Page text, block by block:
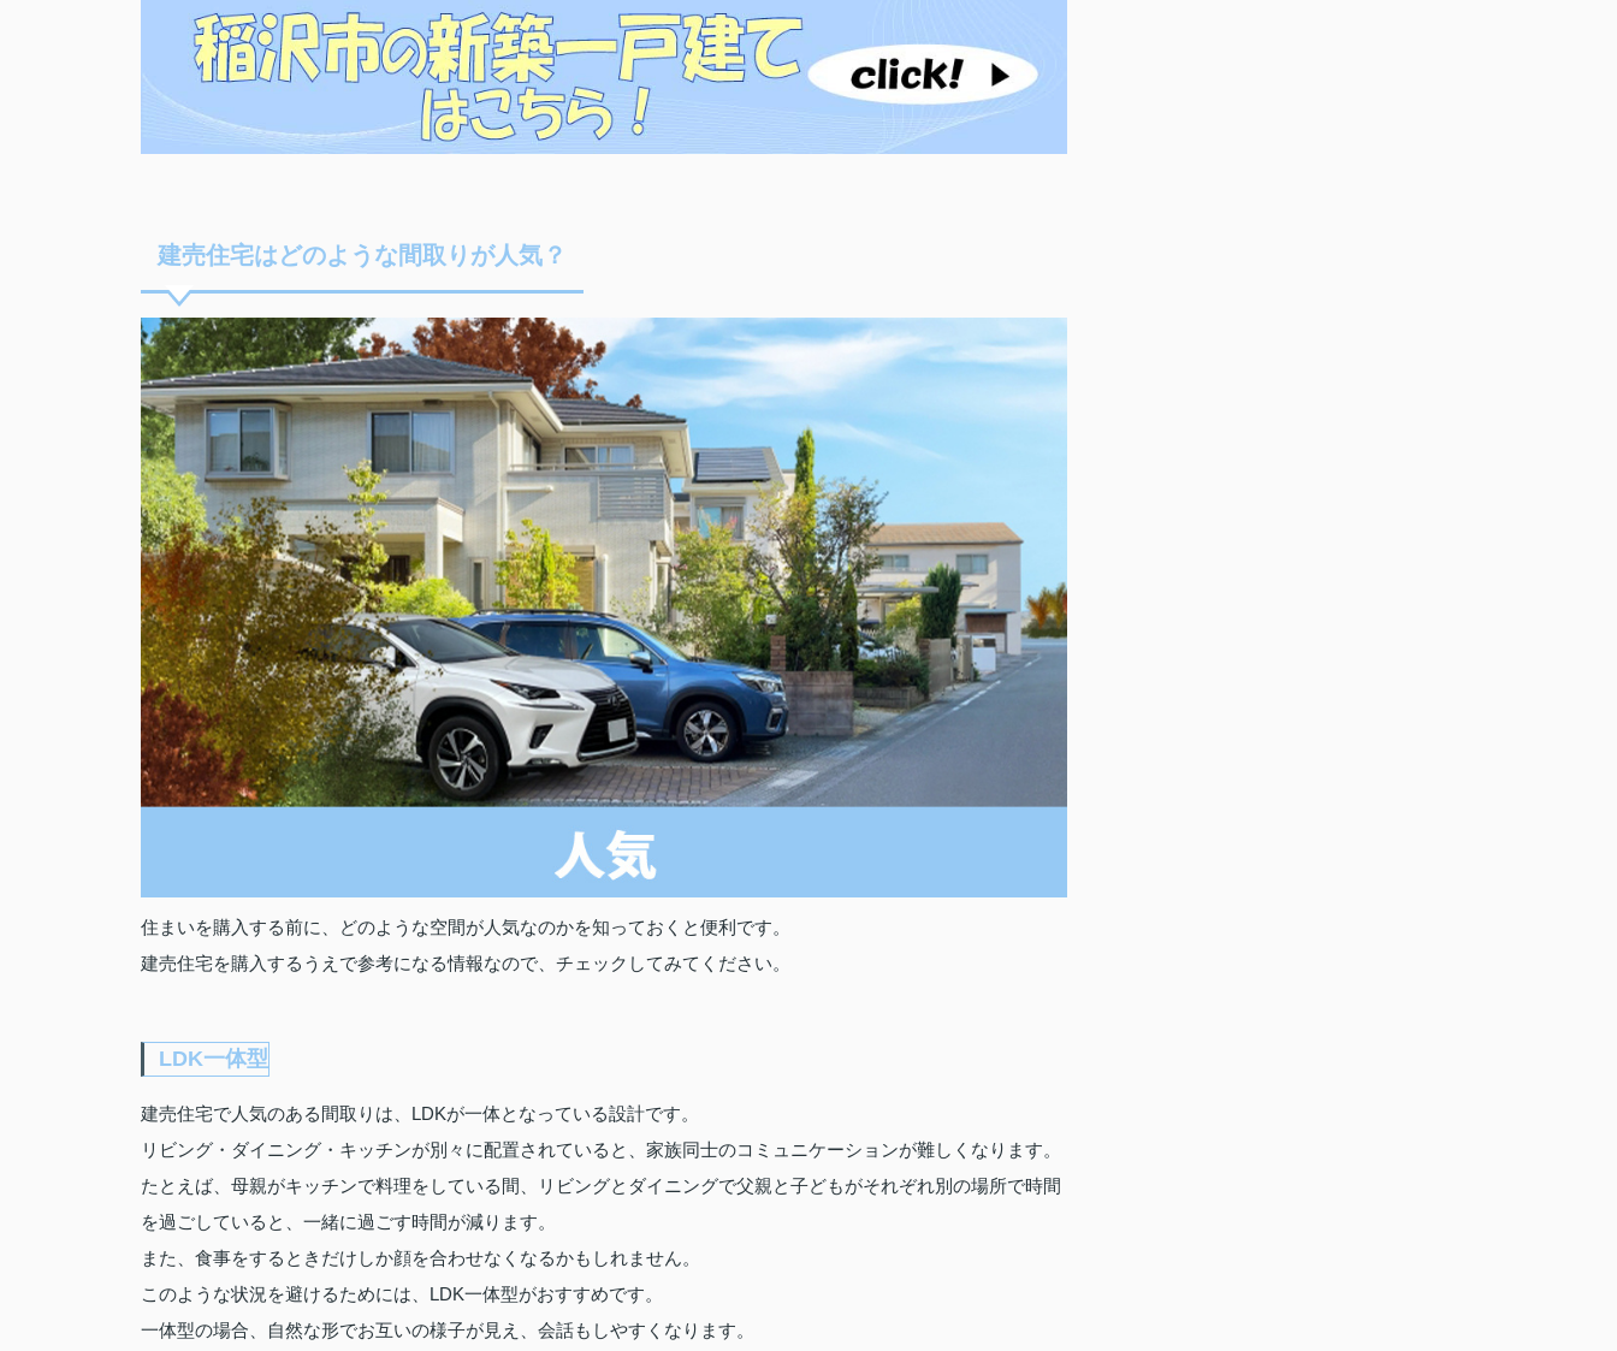
建売住宅はどのような間取りが人気？
住まいを購入する前に、どのような空間が人気なのかを知っておくと便利です。
建売住宅を購入するうえで参考になる情報なので、チェックしてみてください。
LDK一体型
建売住宅で人気のある間取りは、LDKが一体となっている設計です。
リビング・ダイニング・キッチンが別々に配置されていると、家族同士のコミュニケーションが難しくなります。
たとえば、母親がキッチンで料理をしている間、リビングとダイニングで父親と子どもがそれぞれ別の場所で時間
を過ごしていると、一緒に過ごす時間が減ります。
また、食事をするときだけしか顔を合わせなくなるかもしれません。
このような状況を避けるためには、LDK一体型がおすすめです。
一体型の場合、自然な形でお互いの様子が見え、会話もしやすくなります。